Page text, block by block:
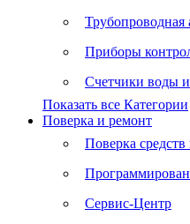
Трубопроводная
Приборы
Счетчики воды и
Показать все Категории
Поверка и ремонт
Поверка
Сервис-Центр